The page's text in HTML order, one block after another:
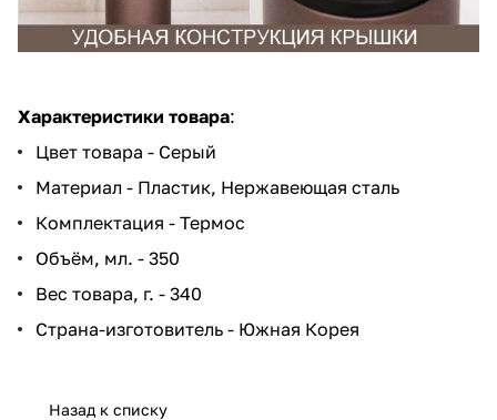
Характеристики товара:
Цвет товара - Серый
Материал - Пластик, Нержавеющая сталь
Комплектация - Термос
Объём, мл. - 350
Вес товара, г. - 340
Страна-изготовитель - Южная Корея
Назад к списку